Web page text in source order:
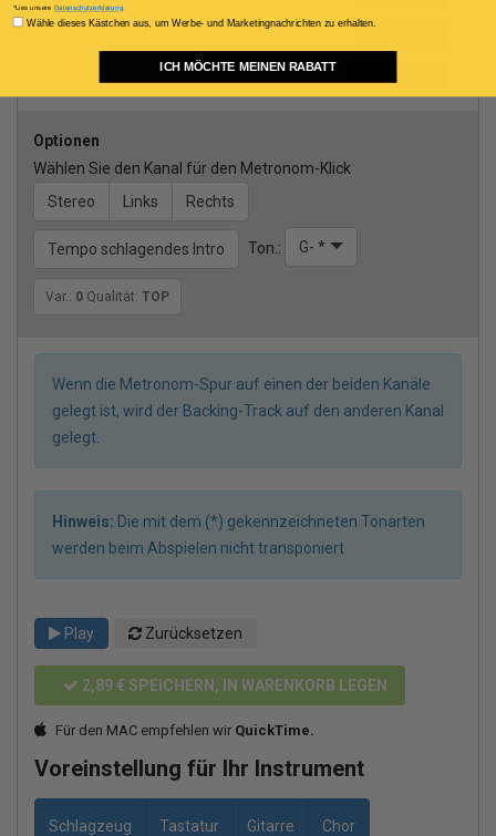
Optionen
Wählen Sie den Kanal für den Metronom-Klick
Stereo
Links Rechts
Tempo schlagendes Intro Ton.: G- *
Var.: 0 Qualität: TOP
Wenn die Metronom-Spur auf einen der beiden Kanäle
gelegt ist, wird der Backing-Track auf den anderen Kanal
gelegt.
Hinweis: Die mit dem (*) gekennzeichneten Tonarten
werden beim Abspielen nicht transponiert
Play Zurücksetzen
2,89 € SPEICHERN, IN WARENKORB LEGEN
Für den MAC empfehlen wir QuickTime.
Voreinstellung für Ihr Instrument
Schlagzeug Tastatur Gitarre Chor
*Lies unsere Datenschutzerklärung.
Consenso Marketing
Wähle dieses Kästchen aus, um Werbe- und Marketingnachrichten zu erhalten.
ICH MÖCHTE MEINEN RABATT